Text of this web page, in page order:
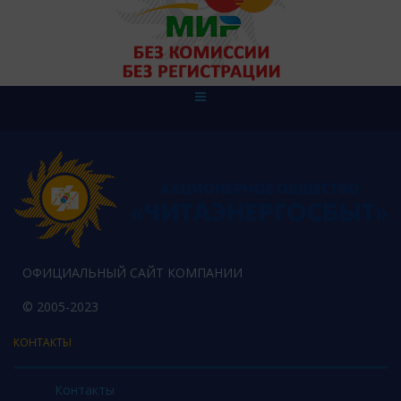
ОФИЦИАЛЬНЫЙ САЙТ КОМПАНИИ
© 2005-2023
КОНТАКТЫ
Контакты